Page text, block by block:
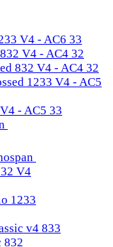
V4 - AC6 33
V4 - AC4 32
832 V4 - AC4 32
1233 V4 - AC5
- AC5 33
V4
1233
v4 833
832